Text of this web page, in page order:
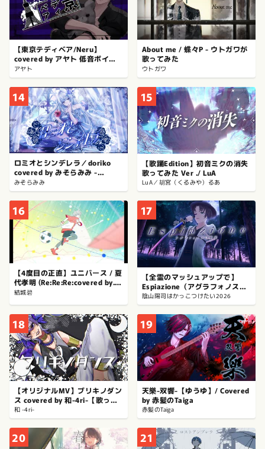
【東京テディベア/Neru】
covered by アヤト 低音ボイス
が歌ってみた
アヤト
About me / 蝶々P - ウトガワが
歌ってみた
ウトガワ
14
ロミオとシンデレラ／doriko
covered by みそらみみ -
SCREAMO REMIX -
みそらみみ
15
【歌踊Edition】初音ミクの消失
歌ってみた Ver ./ LuA
LuA／胡宮（くるみや）るあ
16
【4度目の正直】ユニバース / 夏
代孝明 (Re:Re:Re:covered by.結
城碧)
結城碧
17
【全霊のマッシュアップで】
Espiazione（アグラフォノスの
贖罪）【Cover.陰山陽司】
陰山陽司はかっこつけたい2026
18
【オリジナルMV】ブリキノダン
ス covered by 和-4ri-【歌って
みた】
和 -4ri-
19
天樂-双響-【ゆうゆ】/ Covered
by 赤髪のTaiga
赤髪のTaiga
20 21